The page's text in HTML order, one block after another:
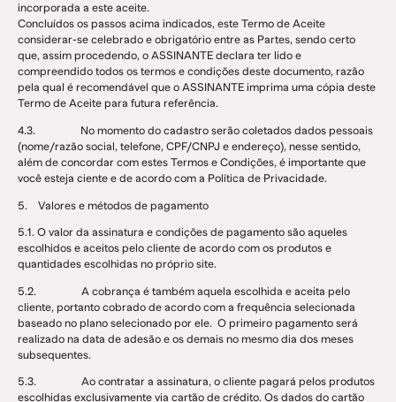
incorporada a este aceite.
Concluídos os passos acima indicados, este Termo de Aceite
considerar-se celebrado e obrigatório entre as Partes, sendo certo
que, assim procedendo, o ASSINANTE declara ter lido e
compreendido todos os termos e condições deste documento, razão
pela qual é recomendável que o ASSINANTE imprima uma cópia deste
Termo de Aceite para futura referência.
4.3. No momento do cadastro serão coletados dados pessoais
(nome/razão social, telefone, CPF/CNPJ e endereço), nesse sentido,
além de concordar com estes Termos e Condições, é importante que
você esteja ciente e de acordo com a Política de Privacidade.
5. Valores e métodos de pagamento
5.1. O valor da assinatura e condições de pagamento são aqueles
escolhidos e aceitos pelo cliente de acordo com os produtos e
quantidades escolhidas no próprio site.
5.2. A cobrança é também aquela escolhida e aceita pelo
cliente, portanto cobrado de acordo com a frequência selecionada
baseado no plano selecionado por ele. O primeiro pagamento será
realizado na data de adesão e os demais no mesmo dia dos meses
subsequentes.
5.3. Ao contratar a assinatura, o cliente pagará pelos produtos
escolhidas exclusivamente via cartão de crédito. Os dados do cartão